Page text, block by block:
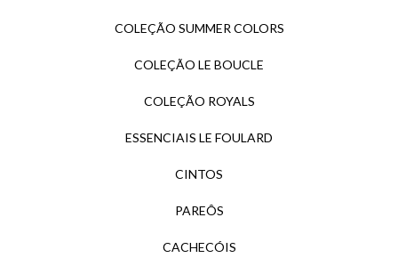
COLEÇÃO SUMMER COLORS
COLEÇÃO LE BOUCLE
COLEÇÃO ROYALS
ESSENCIAIS LE FOULARD
CINTOS
PAREÔS
CACHECÓIS